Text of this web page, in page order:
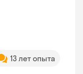
13 лет опыта